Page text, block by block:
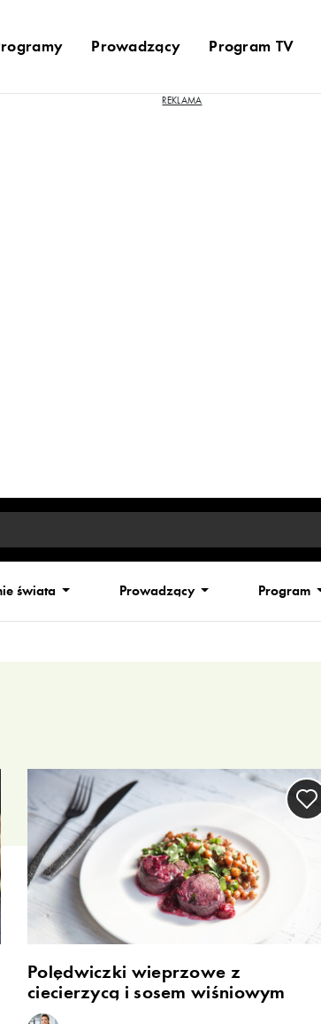
Prowadzący Program TV
świata Prowadzący Program
Polędwiczki wieprzowe z
ciecierzycą i sosem wiśniowym